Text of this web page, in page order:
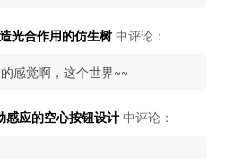
光合作用的仿生树 中评论：
感觉啊，这个世界~~
感应的空心按钮设计 中评论：